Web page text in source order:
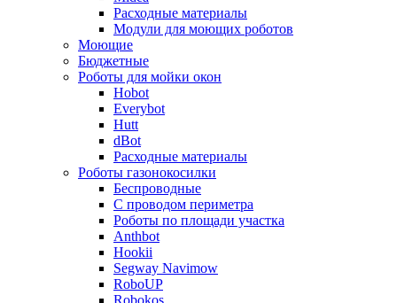
Расходные материалы
Модули для моющих роботов
Моющие
Бюджетные
Роботы для мойки окон
Hobot
Everybot
Hutt
dBot
Расходные материалы
Роботы газонокосилки
Беспроводные
С проводом периметра
Роботы по площади участка
Anthbot
Hookii
Segway Navimow
RoboUP
Robokos